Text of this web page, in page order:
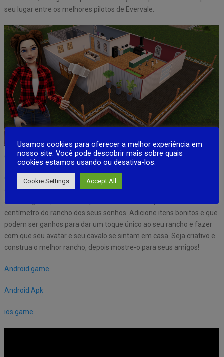
seu lugar entre os melhores pilotos de Evervale.
CONSTRUA O RANCHO DE SEUS SONHOS
Crie o melhor refúgio para seus cavalos com nosso recurso imersivo
de construção de rancho. Do estábulo perfeito a um pasto
aconchegante, você tem o poder de construir e personalizar cada
centímetro do rancho dos seus sonhos. Adicione itens bonitos e que
podem ser ganhos para dar um toque único ao seu rancho e fazer
com que seu avatar e seu cavalo se sintam em casa. Seja criativo e
construa o melhor rancho, depois mostre-o para seus amigos!
Android game
Android Apk
ios game
Usamos cookies para oferecer a melhor experiência em
nosso site. Você pode descobrir mais sobre quais
cookies estamos usando ou desativa-los.
Cookie Settings Accept All